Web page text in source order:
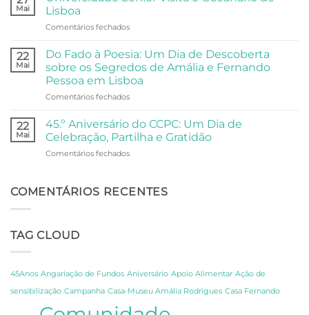
eVisita
Universidade
Sénior
Palácio
Anjos
Mai
Lisboa
Comentários fechadosem
Sénior
Visita
o
Oceanário
de
22
Mai
Do Fado à Poesia: Um Dia de Descoberta
sobre os Segredos de Amália e Fernando
Pessoa em Lisboa
Comentários fechadosem
Fado
à
Poesia:
Um
Descoberta
Fernando
em
Lisboa
22
Mai
45.º Aniversário do CCPC: Um Dia de
Celebração, Partilha e Gratidão
Comentários fechadosem
do
e
COMENTÁRIOS RECENTES
TAG CLOUD
45Anos Angariação de Fundos Aniversário Apoio Alimentar Ação de
sensibilização Campanha Casa-Museu Amália Rodrigues Casa Fernando